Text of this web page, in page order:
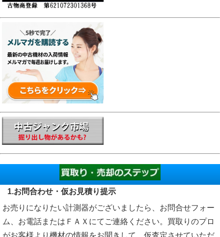
1.お問合わせ・仮お見積り提示
お売りになりたい計測器がございましたら、お問合せフォー
ム、お電話またはＦＡＸにてご連絡ください。買取りのプロ